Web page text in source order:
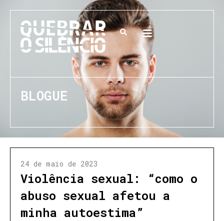
BLOGUE
24 de maio de 2023
Violência sexual: “como o
abuso sexual afetou a
minha autoestima”